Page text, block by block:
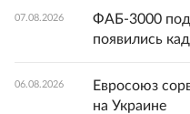
07.08.2026
ФАБ-3000
появились
06.08.2026
Евросоюз
на Украине